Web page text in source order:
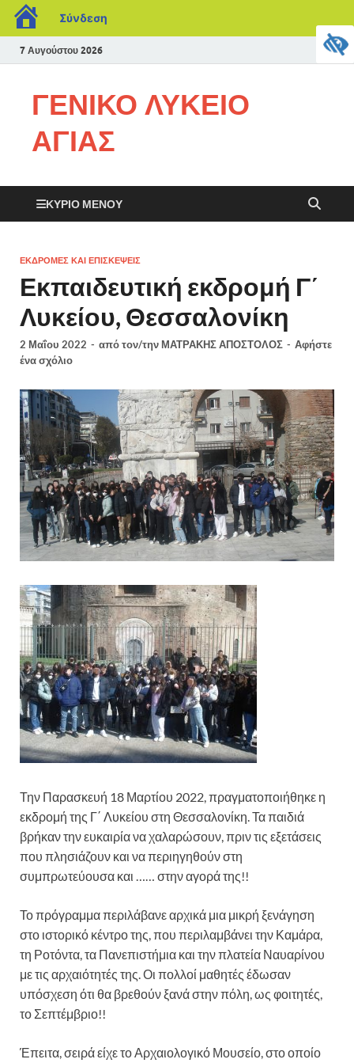
Σύνδεση
7 Αυγούστου 2026
ΓΕΝΙΚΟ ΛΥΚΕΙΟ
ΑΓΙΑΣ
ΚΎΡΙΟ ΜΕΝΟΎ
ΕΚΔΡΟΜΈΣ ΚΑΙ ΕΠΙΣΚΈΨΕΙΣ
Εκπαιδευτική εκδρομή Γ΄
Λυκείου, Θεσσαλονίκη
2 Μαΐου 2022 - από τον/την ΜΑΤΡΑΚΗΣ ΑΠΟΣΤΟΛΟΣ - Αφήστε
ένα σχόλιο
Την Παρασκευή 18 Μαρτίου 2022, πραγματοποιήθηκε η
εκδρομή της Γ΄ Λυκείου στη Θεσσαλονίκη. Τα παιδιά
βρήκαν την ευκαιρία να χαλαρώσουν, πριν τις εξετάσεις
που πλησιάζουν και να περιηγηθούν στη
συμπρωτεύουσα και …… στην αγορά της!!
Το πρόγραμμα περιλάβανε αρχικά μια μικρή ξενάγηση
στο ιστορικό κέντρο της, που περιλαμβάνει την Καμάρα,
τη Ροτόντα, τα Πανεπιστήμια και την πλατεία Ναυαρίνου
με τις αρχαιότητές της. Οι πολλοί μαθητές έδωσαν
υπόσχεση ότι θα βρεθούν ξανά στην πόλη, ως φοιτητές,
το Σεπτέμβριο!!
Έπειτα, σειρά είχε το Αρχαιολογικό Μουσείο, στο οποίο